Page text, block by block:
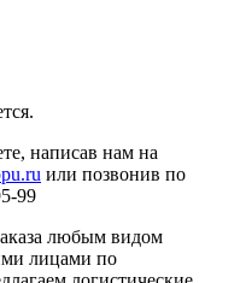
написав нам на
или позвонив по
99
любым видом
лицами по